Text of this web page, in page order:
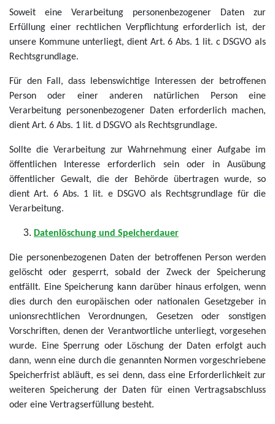
Soweit eine Verarbeitung personenbezogener Daten zur
Erfüllung einer rechtlichen Verpflichtung erforderlich ist, der
unsere Kommune unterliegt, dient Art. 6 Abs. 1 lit. c DSGVO als
Rechtsgrundlage.
Für den Fall, dass lebenswichtige Interessen der betroffenen
Person oder einer anderen natürlichen Person eine
Verarbeitung personenbezogener Daten erforderlich machen,
dient Art. 6 Abs. 1 lit. d DSGVO als Rechtsgrundlage.
Sollte die Verarbeitung zur Wahrnehmung einer Aufgabe im
öffentlichen Interesse erforderlich sein oder in Ausübung
öffentlicher Gewalt, die der Behörde übertragen wurde, so
dient Art. 6 Abs. 1 lit. e DSGVO als Rechtsgrundlage für die
Verarbeitung.
Datenlöschung und Speicherdauer
Die personenbezogenen Daten der betroffenen Person werden
gelöscht oder gesperrt, sobald der Zweck der Speicherung
entfällt. Eine Speicherung kann darüber hinaus erfolgen, wenn
dies durch den europäischen oder nationalen Gesetzgeber in
unionsrechtlichen Verordnungen, Gesetzen oder sonstigen
Vorschriften, denen der Verantwortliche unterliegt, vorgesehen
wurde. Eine Sperrung oder Löschung der Daten erfolgt auch
dann, wenn eine durch die genannten Normen vorgeschriebene
Speicherfrist abläuft, es sei denn, dass eine Erforderlichkeit zur
weiteren Speicherung der Daten für einen Vertragsabschluss
oder eine Vertragserfüllung besteht.